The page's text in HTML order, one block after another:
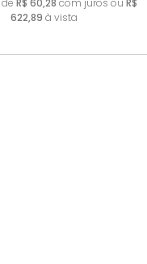
622,89 à vista